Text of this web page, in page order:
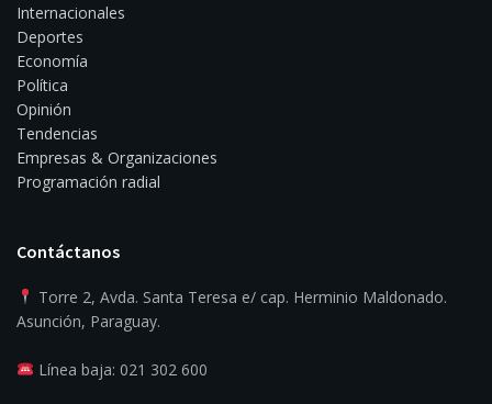
Internacionales
Deportes
Economía
Política
Opinión
Tendencias
Empresas & Organizaciones
Programación radial
Contáctanos
Torre 2, Avda. Santa Teresa e/ cap. Herminio Maldonado.
Asunción, Paraguay.
Línea baja: 021 302 600